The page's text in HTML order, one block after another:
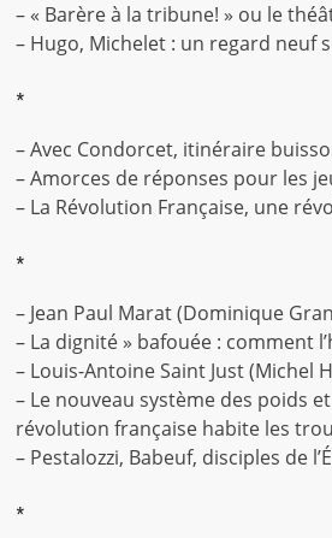
– « Barère à la tribune! » ou le
– Hugo, Michelet : un regard neuf
*
– Avec Condorcet, itinéraire
– Amorces de réponses pour les
– La Révolution Française, une
*
– Jean Paul Marat (Dominique
– La dignité » bafouée : comment
– Louis-Antoine Saint Just (Michel
– Le nouveau système des poids
révolution française habite les
– Pestalozzi, Babeuf, disciples de
*